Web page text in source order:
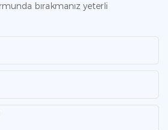
bırakmanız yeterli